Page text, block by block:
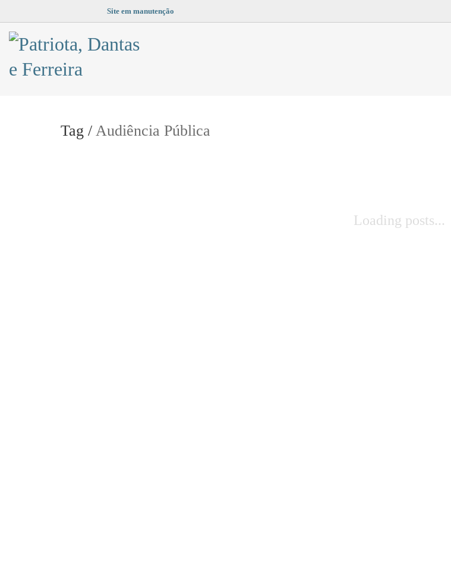
Site em manutenção
Tag / Audiência Pública
Loading posts...